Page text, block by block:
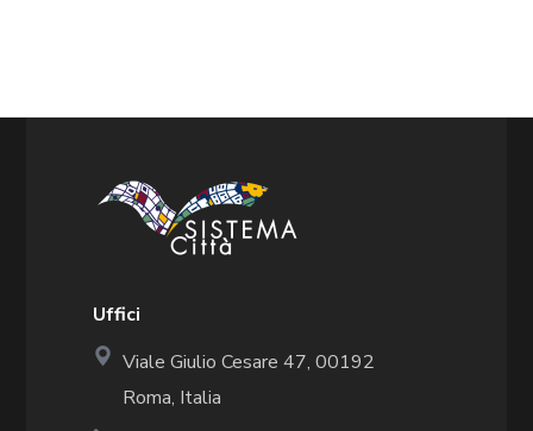
Uffici
Viale Giulio Cesare 47, 00192
Roma, Italia